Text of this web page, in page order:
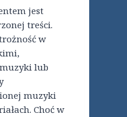
jest
treści.
w
lub
muzyki
Choć w